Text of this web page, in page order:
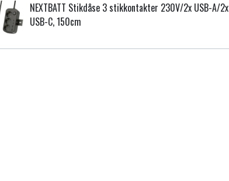
NEXTBATT Stikdåse 3 stikkontakter 230V/2x USB-A/2x
USB-C, 150cm